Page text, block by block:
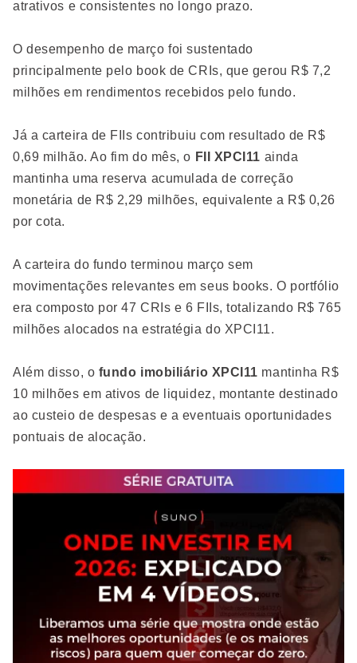
atrativos e consistentes no longo prazo.
O desempenho de março foi sustentado
principalmente pelo book de CRIs, que gerou R$ 7,2
milhões em rendimentos recebidos pelo fundo.
Já a carteira de FIIs contribuiu com resultado de R$
0,69 milhão. Ao fim do mês, o FII XPCI11 ainda
mantinha uma reserva acumulada de correção
monetária de R$ 2,29 milhões, equivalente a R$ 0,26
por cota.
A carteira do fundo terminou março sem
movimentações relevantes em seus books. O portfólio
era composto por 47 CRIs e 6 FIIs, totalizando R$ 765
milhões alocados na estratégia do XPCI11.
Além disso, o fundo imobiliário XPCI11 mantinha R$
10 milhões em ativos de liquidez, montante destinado
ao custeio de despesas e a eventuais oportunidades
pontuais de alocação.